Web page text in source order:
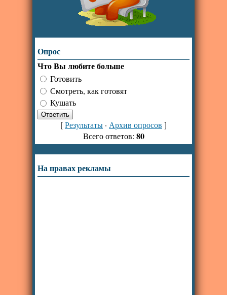
Опрос
Что Вы любите больше
Готовить
Смотреть, как готовят
Кушать
[Результаты · Архив опросов ]
Всего ответов: 80
На правах рекламы